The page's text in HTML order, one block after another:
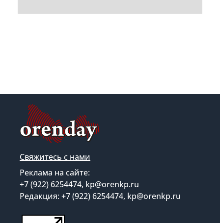
Свяжитесь с нами
Реклама на сайте:
+7 (922) 6254474, kp@orenkp.ru
Редакция: +7 (922) 6254474, kp@orenkp.ru